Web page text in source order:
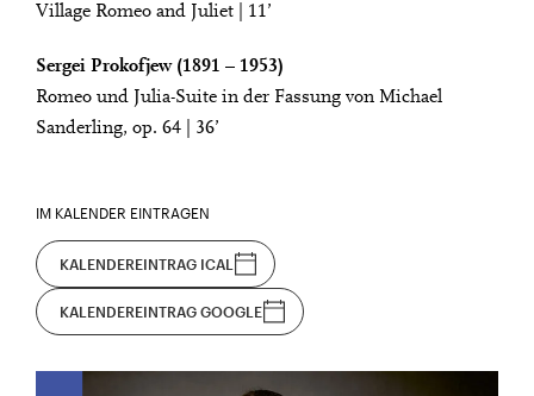
Village Romeo and Juliet | 11’
Sergei Prokofjew (1891 – 1953)
Romeo und Julia-Suite in der Fassung von Michael
Sanderling, op. 64 | 36’
IM KALENDER EINTRAGEN
KALENDEREINTRAG ICAL
KALENDEREINTRAG GOOGLE